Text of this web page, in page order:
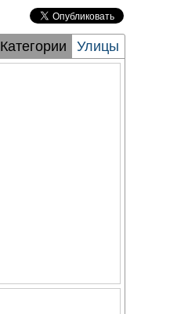
Категории Улицы